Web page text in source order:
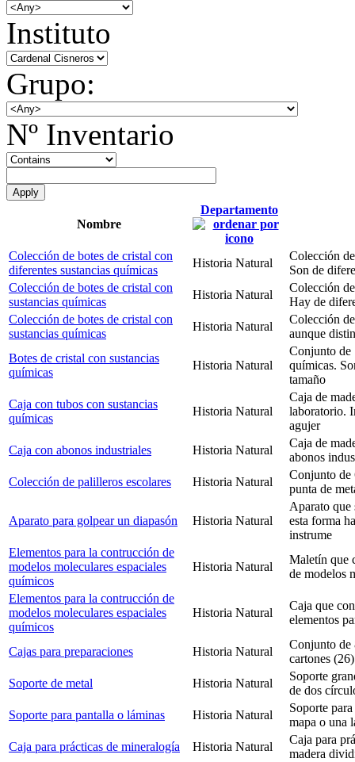
Instituto
Grupo:
Nº Inventario
Nombre
Departamento
Colección de botes de cristal con
diferentes sustancias químicas
Historia Natural
Colección
Son de
Colección de botes de cristal con
sustancias químicas
Historia Natural
Colección
Hay de
Colección de botes de cristal con
sustancias químicas
Historia Natural
Colección
aunque
Botes de cristal con sustancias
químicas
Historia Natural
Conjunto de
químicas.
tamaño
Caja con tubos con sustancias
químicas
Historia Natural
Caja de
laboratorio.
agujer
Caja con abonos industriales
Historia Natural
Caja de
abonos
Colección de palilleros escolares
Historia Natural
Conjunto de
punta de
Aparato para golpear un diapasón Historia Natural
Aparato que
esta forma
instrume
Elementos para la contrucción de
modelos moleculares espaciales
químicos
Historia Natural
Maletín que
de modelos
Elementos para la contrucción de
modelos moleculares espaciales
químicos
Historia Natural
Caja que
elementos
Cajas para preparaciones Historia Natural
Conjunto de
cartones
Soporte de metal
Historia Natural
Soporte
de dos
Soporte para pantalla o láminas
Historia Natural
Soporte
mapa o una
Caja para prácticas de mineralogía
Historia Natural
Caja para
madera